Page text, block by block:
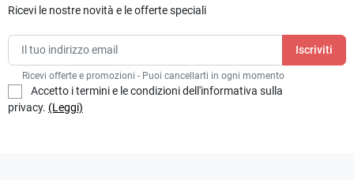
Ricevi le nostre novità e le offerte speciali
Ricevi offerte e promozioni - Puoi cancellarti in ogni momento
Accetto i termini e le condizioni dell'informativa sulla
privacy. (Leggi)